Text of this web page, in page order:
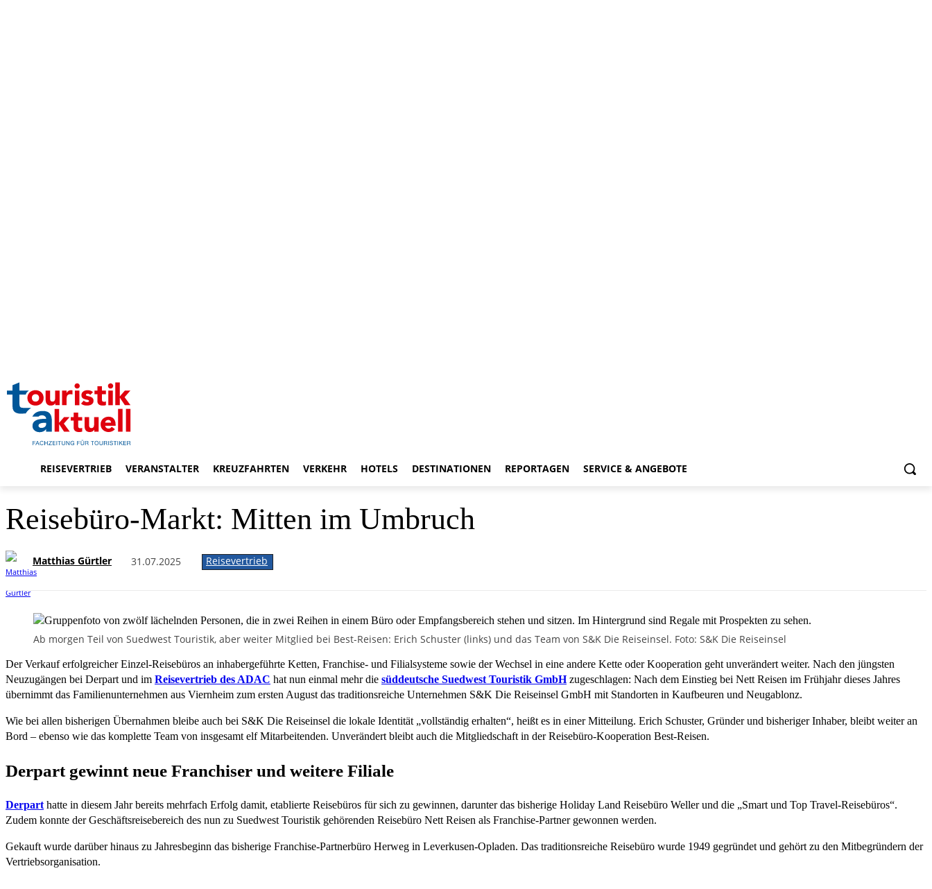
REISEVERTRIEB VERANSTALTER KREUZFAHRTEN VERKEHR HOTELS DESTINATIONEN REPORTAGEN SERVICE & ANGEBOTE
Reisebüro-Markt: Mitten im Umbruch
Matthias Gürtler 31.07.2025 Reisevertrieb
Ab morgen Teil von Suedwest Touristik, aber weiter Mitglied bei Best-Reisen: Erich Schuster (links) und das Team von S&K Die Reiseinsel. Foto: S&K Die Reiseinsel
Der Verkauf erfolgreicher Einzel-Reisebüros an inhabergeführte Ketten, Franchise- und Filialsysteme sowie der Wechsel in eine andere Kette oder Kooperation geht unverändert weiter. Nach den jüngsten
Neuzugängen bei Derpart und im Reisevertrieb des ADAC hat nun einmal mehr die süddeutsche Suedwest Touristik GmbHzugeschlagen: Nach dem Einstieg bei Nett Reisen im Frühjahr dieses Jahres
übernimmt das Familienunternehmen aus Viernheim zum ersten August das traditionsreiche Unternehmen S&K Die Reiseinsel GmbH mit Standorten in Kaufbeuren und Neugablonz.
Wie bei allen bisherigen Übernahmen bleibe auch bei S&K Die Reiseinsel die lokale Identität „vollständig erhalten“, heißt es in einer Mitteilung. Erich Schuster, Gründer und bisheriger Inhaber, bleibt weiter an
Bord – ebenso wie das komplette Team von insgesamt elf Mitarbeitenden. Unverändert bleibt auch die Mitgliedschaft in der Reisebüro-Kooperation Best-Reisen.
Derpart gewinnt neue Franchiser und weitere Filiale
Derpart hatte in diesem Jahr bereits mehrfach Erfolg damit, etablierte Reisebüros für sich zu gewinnen, darunter das bisherige Holiday Land Reisebüro Weller und die „Smart und Top Travel-Reisebüros“.
Zudem konnte der Geschäftsreisebereich des nun zu Suedwest Touristik gehörenden Reisebüro Nett Reisen als Franchise-Partner gewonnen werden.
Gekauft wurde darüber hinaus zu Jahresbeginn das bisherige Franchise-Partnerbüro Herweg in Leverkusen-Opladen. Das traditionsreiche Reisebüro wurde 1949 gegründet und gehört zu den Mitbegründern der
Vertriebsorganisation.